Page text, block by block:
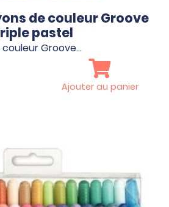
de couleur Groove
pastel
Groove…
Ajouter au panier